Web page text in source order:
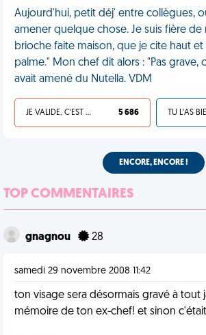
Aujourd'hui, petit déj' entre collègues,
amener quelque chose. Je suis fière de
brioche faite maison, que je cite haut
palme." Mon chef dit alors : "Pas grave,
avait amené du Nutella. VDM
JE VALIDE, C'EST UNE VDM 5 686
ENCORE, ENCORE !
TOP COMMENTAIRES
gnagnou 28
samedi 29 novembre 2008 11:42
ton visage sera désormais gravé à tout
mémoire de ton ex-chef! et sinon